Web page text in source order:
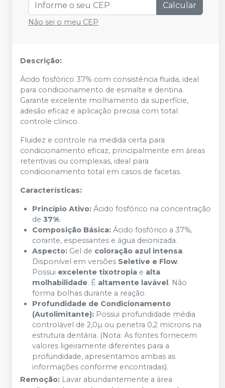
Calcular
Não sei o meu CEP
Descrição:
Ácido fosfórico 37% com consistência fluida, ideal
para condicionamento de esmalte e dentina.
Garante excelente molhamento da superfície,
adesão eficaz e aplicação precisa com total
controle clínico.
Fluidez e controle na medida certa para
condicionamento eficaz, principalmente em áreas
retentivas ou complexas, ideal para
condicionamento total em casos de facetas.
Características:
Princípio Ativo: Ácido fosfórico na concentração
de 37%.
Composição Básica: Ácido fosfórico a 37%,
corante, espessantes e água deionizada.
Aspecto: Gel de coloração azul intensa.
Disponível em versões Seletive e Flow.
Possui excelente tixotropia e alta
molhabilidade. É altamente lavável. Não
forma bolhas durante a reação.
Profundidade de Condicionamento
(Autolimitante): Possui profundidade média
controlável de 2,0µ ou penetra 0,2 mícrons na
estrutura dentária. (Nota: As fontes fornecem
valores ligeiramente diferentes para a
profundidade, apresentamos ambas as
informações conforme encontradas).
Remoção: Lavar abundantemente a área